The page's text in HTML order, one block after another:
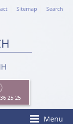
Sitemap Search
Menu
25 25